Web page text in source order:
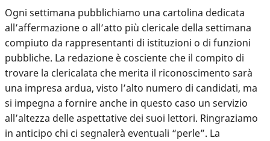
Ogni settimana pubblichiamo una cartolina dedicata
all’affermazione o all’atto più clericale della settimana
compiuto da rappresentanti di istituzioni o di funzioni
pubbliche. La redazione è cosciente che il compito di
trovare la clericalata che merita il riconoscimento sarà
una impresa ardua, visto l’alto numero di candidati, ma
si impegna a fornire anche in questo caso un servizio
all’altezza delle aspettative dei suoi lettori. Ringraziamo
in anticipo chi ci segnalerà eventuali “perle”. La